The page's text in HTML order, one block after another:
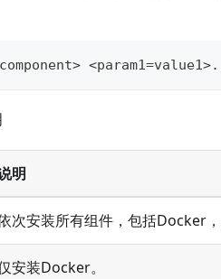
明
次安装所有组件，包括Docker
安装Docker。